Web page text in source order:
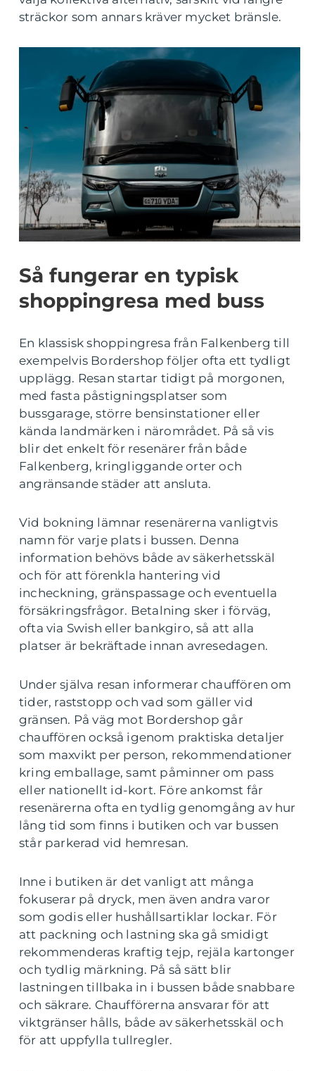
sträckor som annars kräver mycket bränsle.
Så fungerar en typisk
shoppingresa med buss
En klassisk shoppingresa från Falkenberg till
exempelvis Bordershop följer ofta ett tydligt
upplägg. Resan startar tidigt på morgonen,
med fasta påstigningsplatser som
bussgarage, större bensinstationer eller
kända landmärken i närområdet. På så vis
blir det enkelt för resenärer från både
Falkenberg, kringliggande orter och
angränsande städer att ansluta.
Vid bokning lämnar resenärerna vanligtvis
namn för varje plats i bussen. Denna
information behövs både av säkerhetsskäl
och för att förenkla hantering vid
incheckning, gränspassage och eventuella
försäkringsfrågor. Betalning sker i förväg,
ofta via Swish eller bankgiro, så att alla
platser är bekräftade innan avresedagen.
Under själva resan informerar chauffören om
tider, raststopp och vad som gäller vid
gränsen. På väg mot Bordershop går
chauffören också igenom praktiska detaljer
som maxvikt per person, rekommendationer
kring emballage, samt påminner om pass
eller nationellt id-kort. Före ankomst får
resenärerna ofta en tydlig genomgång av hur
lång tid som finns i butiken och var bussen
står parkerad vid hemresan.
Inne i butiken är det vanligt att många
fokuserar på dryck, men även andra varor
som godis eller hushållsartiklar lockar. För
att packning och lastning ska gå smidigt
rekommenderas kraftig tejp, rejäla kartonger
och tydlig märkning. På så sätt blir
lastningen tillbaka in i bussen både snabbare
och säkrare. Chaufförerna ansvarar för att
viktgränser hålls, både av säkerhetsskäl och
för att uppfylla tullregler.